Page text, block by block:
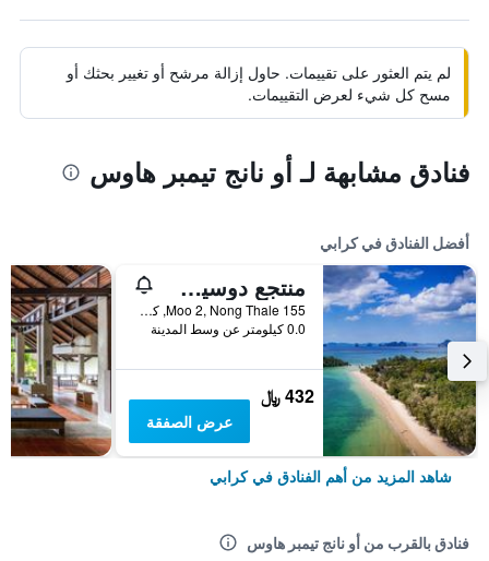
لم يتم العثور على تقييمات. حاول إزالة مرشح أو تغيير بحثك أو
مسح كل شيء لعرض التقييمات.
فنادق مشابهة لـ أو نانج تيمبر هاوس
أفضل الفنادق في كرابي
منتجع دوسيت ثاني كرابي بيتش
155 Moo 2, Nong Thale, كرابي, تايلاند
0.0 كيلومتر عن وسط المدينة
432 ﷼
عرض الصفقة
شاهد المزيد من أهم الفنادق في كرابي
فنادق بالقرب من أو نانج تيمبر هاوس